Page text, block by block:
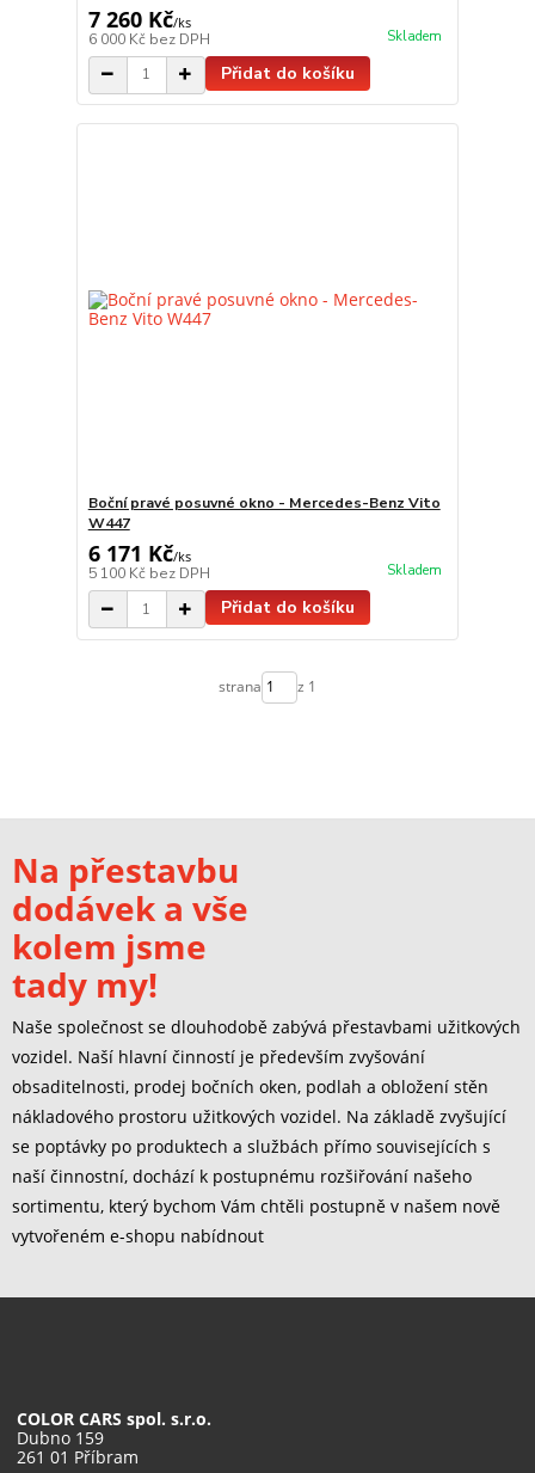
7 260 Kč/ks
6 000 Kč bez DPH Skladem
Přidat do košíku
Boční pravé posuvné okno - Mercedes-Benz Vito
W447
6 171 Kč/ks
5 100 Kč bez DPH Skladem
Přidat do košíku
strana z 1
Na přestavbu
dodávek a vše
kolem jsme
tady my!
Naše společnost se dlouhodobě zabývá přestavbami užitkových
vozidel. Naší hlavní činností je především zvyšování
obsaditelnosti, prodej bočních oken, podlah a obložení stěn
nákladového prostoru užitkových vozidel. Na základě zvyšující
se poptávky po produktech a službách přímo souvisejících s
naší činnostní, dochází k postupnému rozšiřování našeho
sortimentu, který bychom Vám chtěli postupně v našem nově
vytvořeném e-shopu nabídnout
COLOR CARS spol. s.r.o.
Dubno 159
261 01 Příbram